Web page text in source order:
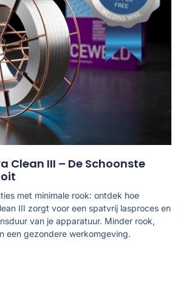
Clean III – De Schoonste
met minimale rook: ontdek hoe
III zorgt voor een spatvrij lasproces en
van je apparatuur. Minder rook,
een gezondere werkomgeving.